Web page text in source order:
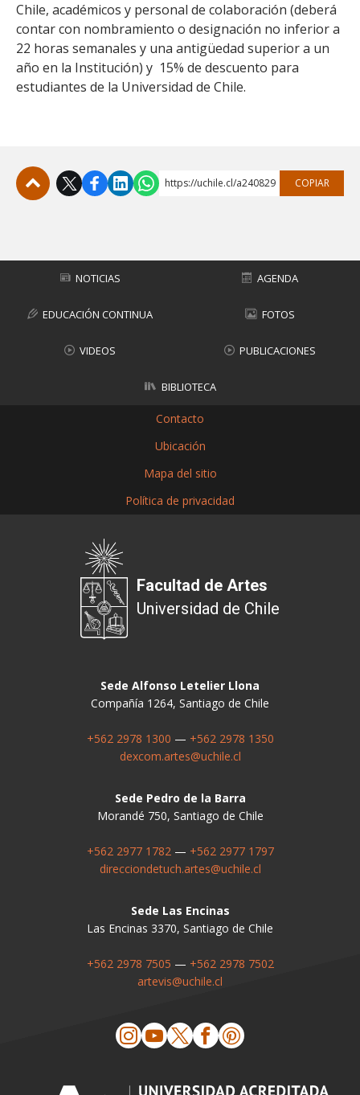
Chile, académicos y personal de colaboración (deberá
contar con nombramiento o designación no inferior a
22 horas semanales y una antigüedad superior a un
año en la Institución) y 15% de descuento para
estudiantes de la Universidad de Chile.
https://uchile.cl/a240829 COPIAR
NOTICIAS AGENDA
EDUCACIÓN CONTINUA FOTOS
VIDEOS PUBLICACIONES
BIBLIOTECA
Contacto
Ubicación
Mapa del sitio
Política de privacidad
Facultad de Artes
Universidad de Chile
Sede Alfonso Letelier Llona
Compañía 1264, Santiago de Chile
+562 2978 1300 — +562 2978 1350
dexcom.artes@uchile.cl
Sede Pedro de la Barra
Morandé 750, Santiago de Chile
+562 2977 1782— +562 2977 1797
direcciondetuch.artes@uchile.cl
Sede Las Encinas
Las Encinas 3370, Santiago de Chile
+562 2978 7505 — +562 2978 7502
artevis@uchile.cl